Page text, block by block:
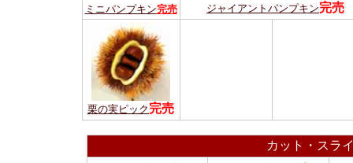
ミニパンプキン完売 ジャイアントパンプキン完売
栗の実ピック 完売
カット・スラ